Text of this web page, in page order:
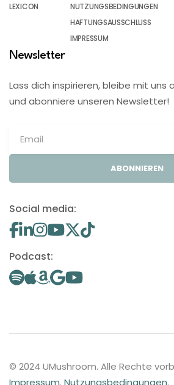
LEXICON
NUTZUNGSBEDINGUNGEN
HAFTUNGSAUSSCHLUSS
IMPRESSUM
Newsletter
Lass dich inspirieren, bleibe mit uns
und abonniere unseren Newsletter!
ABONNIEREN
Social media:
Podcast:
© 2024 UMushroom. Alle Rechte
Impressum. Nutzungsbedingungen.